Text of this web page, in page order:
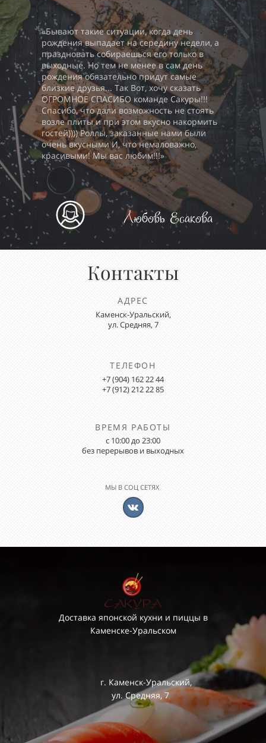
да и
«Бывают такие ситуации, когда день
рождения выпадает на середину недели, а
праздновать собираешься его только в
выходные. Но тем не менее в сам день
рождения обязательно придут самые
близкие друзья... Так Вот, хочу сказать
ОГРОМНОЕ СПАСИБО команде Сакуры!!!
Спасибо, что дали возможность не стоять
возле плиты и при этом вкусно накормить
гостей)))) Роллы, заказанные нами были
очень вкусными И, что немаловажно,
красивыми! Мы вас любим!!!»
Любовь Есакова
«В
роллы!
А
фри.
Контакты
АДРЕС
Каменск-Уральский,
ул. Средняя, 7
ТЕЛЕФОН
+7 (904) 162 22 44
+7 (912) 212 22 85
ВРЕМЯ РАБОТЫ
с 10:00 до 23:00
без перерывов и выходных
МЫ В СОЦ СЕТЯХ
Доставка японской кухни и пиццы в
Каменске-Уральском
г. Каменск-Уральский,
ул. Средняя, 7